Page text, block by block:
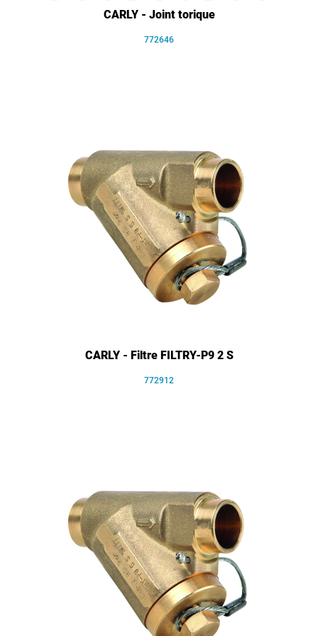
CARLY - Joint torique
772646
CARLY - Filtre FILTRY-P9 2 S
772912